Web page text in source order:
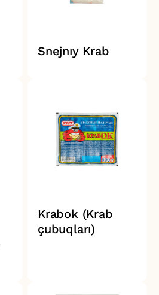
Snejnıy Krab
Krabok (Krab
çubuqları)